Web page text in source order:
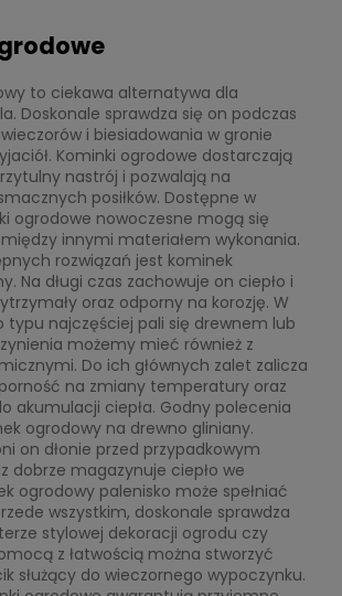
to ciekawa alternatywa dla
Doskonale sprawdza się on podczas
i biesiadowania w gronie
Kominki ogrodowe dostarczają
nastrój i pozwalają na
posiłków. Dostępne w
ogrodowe nowoczesne mogą się
innymi materiałem wykonania.
rozwiązań jest kominek
Na długi czas zachowuje on ciepło i
oraz odporny na korozję. W
typu najczęściej pali się drewnem lub
możemy mieć również z
Do ich głównych zalet zalicza
na zmiany temperatury oraz
akumulacji ciepła. Godny polecenia
ogrodowy na drewno gliniany.
on dłonie przed przypadkowym
dobrze magazynuje ciepło we
ogrodowy palenisko może spełniać
wszystkim, doskonale sprawdza
stylowej dekoracji ogrodu czy
z łatwością można stworzyć
służący do wieczornego wypoczynku.